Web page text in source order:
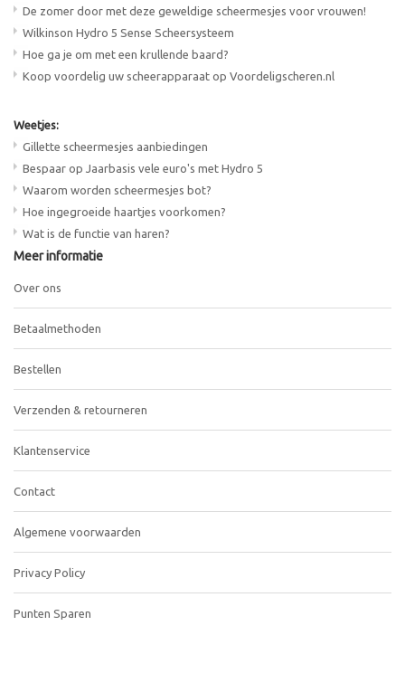
De zomer door met deze geweldige scheermesjes voor vrouwen!
Wilkinson Hydro 5 Sense Scheersysteem
Hoe ga je om met een krullende baard?
Koop voordelig uw scheerapparaat op Voordeligscheren.nl
Weetjes:
Gillette scheermesjes aanbiedingen
Bespaar op Jaarbasis vele euro's met Hydro 5
Waarom worden scheermesjes bot?
Hoe ingegroeide haartjes voorkomen?
Wat is de functie van haren?
Meer informatie
Over ons
Betaalmethoden
Bestellen
Verzenden & retourneren
Klantenservice
Contact
Algemene voorwaarden
Privacy Policy
Punten Sparen